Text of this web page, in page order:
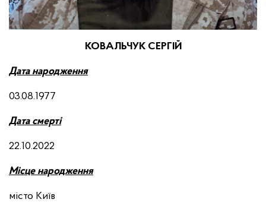
КОВАЛЬЧУК СЕРГІЙ
Дата народження
03.08.1977
Дата смерті
22.10.2022
Місце народження
місто Київ